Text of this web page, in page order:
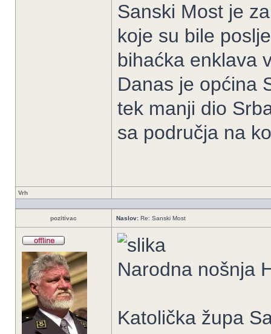
Sanski Most je
koje su bile
bihaćka enklava
Danas je općina
tek manji dio
sa područja na
Vrh
pozitivac Naslov: Re: Sanski Most
Narodna nošnja
Katolička župa